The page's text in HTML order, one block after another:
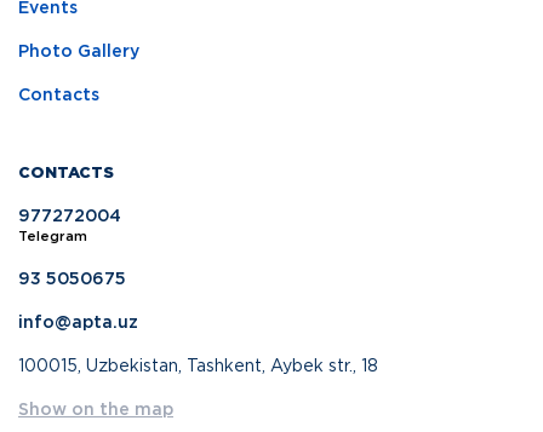
Events
Photo Gallery
Contacts
CONTACTS
977272004
Telegram
93 5050675
info@apta.uz
100015, Uzbekistan, Tashkent, Aybek str., 18
Show on the map